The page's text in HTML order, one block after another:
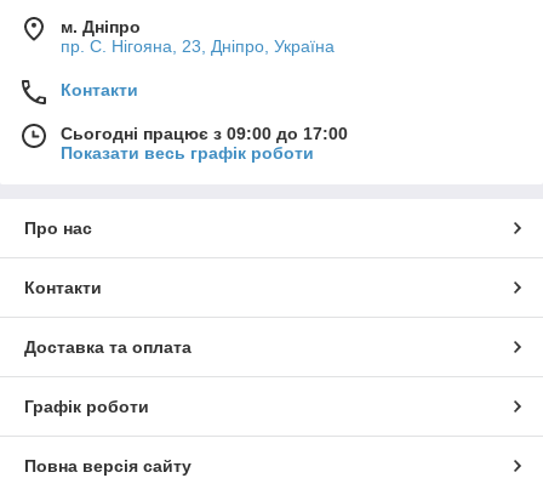
м. Дніпро
пр. С. Нігояна, 23, Дніпро, Україна
Контакти
Сьогодні працює з 09:00 до 17:00
Показати весь графік роботи
Про нас
Контакти
Доставка та оплата
Графік роботи
Повна версія сайту